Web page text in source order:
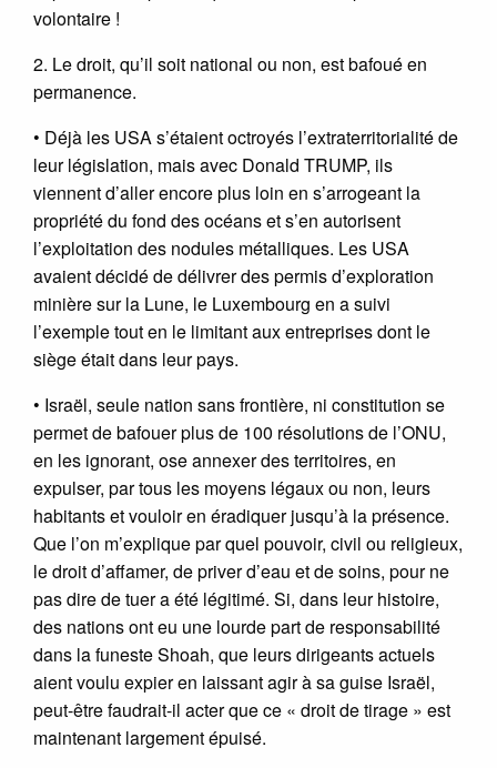
volontaire !
2. Le droit, qu’il soit national ou non, est bafoué en
permanence.
• Déjà les USA s’étaient octroyés l’extraterritorialité de
leur législation, mais avec Donald TRUMP, ils
viennent d’aller encore plus loin en s’arrogeant la
propriété du fond des océans et s’en autorisent
l’exploitation des nodules métalliques. Les USA
avaient décidé de délivrer des permis d’exploration
minière sur la Lune, le Luxembourg en a suivi
l’exemple tout en le limitant aux entreprises dont le
siège était dans leur pays.
• Israël, seule nation sans frontière, ni constitution se
permet de bafouer plus de 100 résolutions de l’ONU,
en les ignorant, ose annexer des territoires, en
expulser, par tous les moyens légaux ou non, leurs
habitants et vouloir en éradiquer jusqu’à la présence.
Que l’on m’explique par quel pouvoir, civil ou religieux,
le droit d’affamer, de priver d’eau et de soins, pour ne
pas dire de tuer a été légitimé. Si, dans leur histoire,
des nations ont eu une lourde part de responsabilité
dans la funeste Shoah, que leurs dirigeants actuels
aient voulu expier en laissant agir à sa guise Israël,
peut-être faudrait-il acter que ce « droit de tirage » est
maintenant largement épuisé.